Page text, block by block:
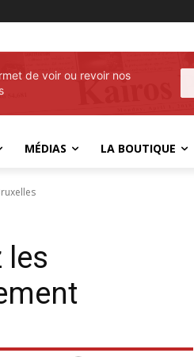
de voir ou revoir nos
MÉDIAS LA BOUTIQUE
les